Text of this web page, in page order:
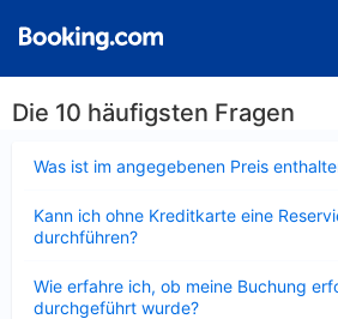
Die 10 häufigsten Fragen
Was ist im angegebenen Preis
Kann ich ohne Kreditkarte eine
durchführen?
Wie erfahre ich, ob meine Buchung
durchgeführt wurde?